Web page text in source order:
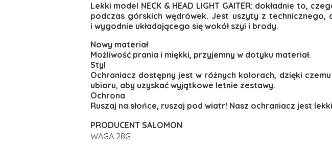
Lekki model NECK & HEAD LIGHT GAITER: dokładnie to,
podczas górskich wędrówek. Jest uszyty z technicznego,
i wygodnie układającego się wokół szyi i brody.
Nowy materiał
Możliwość prania i miękki, przyjemny w dotyku materiał.
Styl
Ochraniacz dostępny jest w różnych kolorach, dzięki
ubioru, aby uzyskać wyjątkowe letnie zestawy.
Ochrona
Ruszaj na słońce, ruszaj pod wiatr! Nasz ochraniacz jest
PRODUCENT SALOMON
WAGA 28G